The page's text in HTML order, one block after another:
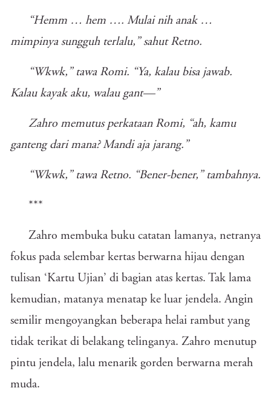
“Hemm … hem …. Mulai nih anak …
mimpinya sungguh terlalu,” sahut Retno.
“Wkwk,” tawa Romi. “Ya, kalau bisa jawab.
Kalau kayak aku, walau gant—”
Zahro memutus perkataan Romi, “ah, kamu
ganteng dari mana? Mandi aja jarang.”
“Wkwk,” tawa Retno. “Bener-bener,” tambahnya.
***
Zahro membuka buku catatan lamanya, netranya
fokus pada selembar kertas berwarna hijau dengan
tulisan ‘Kartu Ujian’ di bagian atas kertas. Tak lama
kemudian, matanya menatap ke luar jendela. Angin
semilir mengoyangkan beberapa helai rambut yang
tidak terikat di belakang telinganya. Zahro menutup
pintu jendela, lalu menarik gorden berwarna merah
muda.